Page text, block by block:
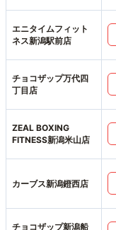
エニタイムフィット
ネス新潟駅前店
チョコザップ万代四
丁目店
ZEAL BOXING
FITNESS新潟米山店
カーブス新潟鐙西店
チョコザップ新潟船